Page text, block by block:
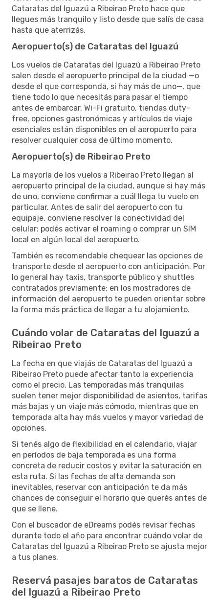
Cataratas del Iguazú a Ribeirao Preto hace que
llegues más tranquilo y listo desde que salís de casa
hasta que aterrizás.
Aeropuerto(s) de Cataratas del Iguazú
Los vuelos de Cataratas del Iguazú a Ribeirao Preto
salen desde el aeropuerto principal de la ciudad —o
desde el que corresponda, si hay más de uno—, que
tiene todo lo que necesitás para pasar el tiempo
antes de embarcar. Wi-Fi gratuito, tiendas duty-
free, opciones gastronómicas y artículos de viaje
esenciales están disponibles en el aeropuerto para
resolver cualquier cosa de último momento.
Aeropuerto(s) de Ribeirao Preto
La mayoría de los vuelos a Ribeirao Preto llegan al
aeropuerto principal de la ciudad, aunque si hay más
de uno, conviene confirmar a cuál llega tu vuelo en
particular. Antes de salir del aeropuerto con tu
equipaje, conviene resolver la conectividad del
celular: podés activar el roaming o comprar un SIM
local en algún local del aeropuerto.
También es recomendable chequear las opciones de
transporte desde el aeropuerto con anticipación. Por
lo general hay taxis, transporte público y shuttles
contratados previamente; en los mostradores de
información del aeropuerto te pueden orientar sobre
la forma más práctica de llegar a tu alojamiento.
Cuándo volar de Cataratas del Iguazú a
Ribeirao Preto
La fecha en que viajás de Cataratas del Iguazú a
Ribeirao Preto puede afectar tanto la experiencia
como el precio. Las temporadas más tranquilas
suelen tener mejor disponibilidad de asientos, tarifas
más bajas y un viaje más cómodo, mientras que en
temporada alta hay más vuelos y mayor variedad de
opciones.
Si tenés algo de flexibilidad en el calendario, viajar
en períodos de baja temporada es una forma
concreta de reducir costos y evitar la saturación en
esta ruta. Si las fechas de alta demanda son
inevitables, reservar con anticipación te da más
chances de conseguir el horario que querés antes de
que se llene.
Con el buscador de eDreams podés revisar fechas
durante todo el año para encontrar cuándo volar de
Cataratas del Iguazú a Ribeirao Preto se ajusta mejor
a tus planes.
Reservá pasajes baratos de Cataratas
del Iguazú a Ribeirao Preto